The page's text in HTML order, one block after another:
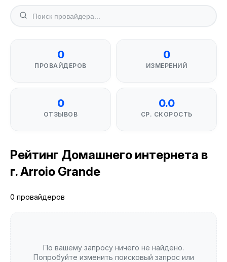
0
ПРОВАЙДЕРОВ
0
ИЗМЕРЕНИЙ
0
ОТЗЫВОВ
0.0
СР. СКОРОСТЬ
Рейтинг Домашнего интернета в
г. Arroio Grande
0 провайдеров
По вашему запросу ничего не найдено.
Попробуйте изменить поисковый запрос или